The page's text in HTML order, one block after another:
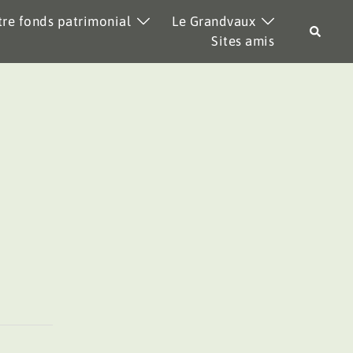
fonds patrimonial
Le Grandvaux
Sites amis